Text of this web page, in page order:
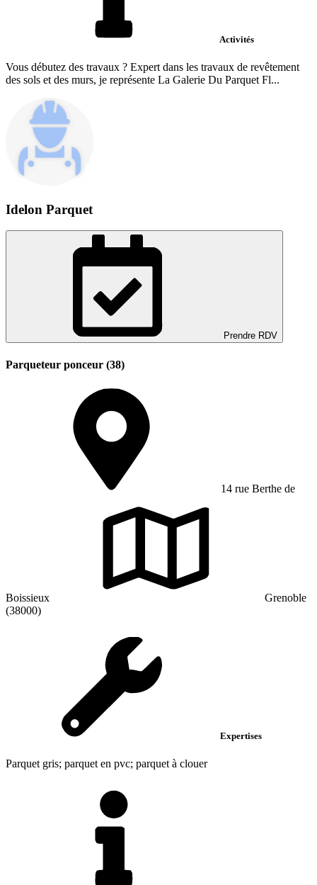
Activités
Vous débutez des travaux ? Expert dans les travaux de revêtement
des sols et des murs, je représente La Galerie Du Parquet Fl...
Idelon Parquet
Prendre RDV
Parqueteur ponceur (38)
14 rue Berthe de
Boissieux
Grenoble
(38000)
Expertises
Parquet gris; parquet en pvc; parquet à clouer